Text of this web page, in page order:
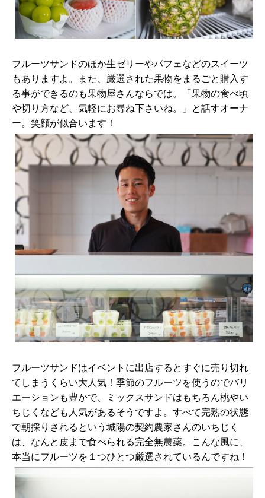
フルーツサンドのほか生ゼリーやパフェなどのスイーツ
もありますよ。また、厳選された果物をまるごと購入す
る事ができるのも果物屋さんならでは。「果物の食べ頃
や切り方など、気軽にお尋ね下さいね。」と話すオーナ
ー。笑顔が似合います！
フルーツサンドはイベントに出店するとすぐに売り切れ
てしまうくらい大人気！季節のフルーツを使うのでバリ
エーションも豊かで、ミックスサンドはもちろん桃やい
ちじくなども人気があるそうですよ。すべて完熟の状態
で朝採りされるという城陽の契約農家さんのいちじく
は、なんと皮まで食べられる完全無農薬。こんな風に、
本当にフルーツを１つひとつ厳選されているんですね！